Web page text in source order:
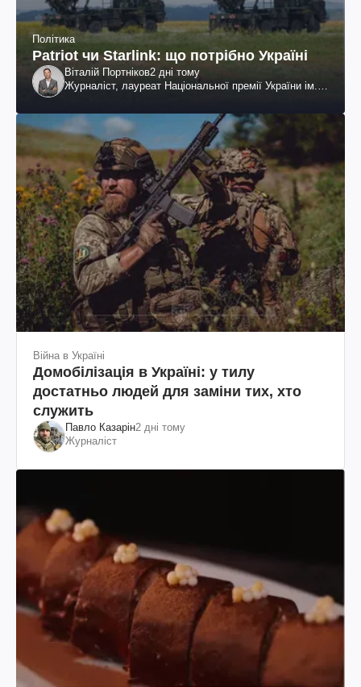
Політика
Patriot чи Starlink: що потрібно Україні
Віталій Портніков2 дні тому
Журналіст, лауреат Національної премії України ім.
Війна в Україні
Домобілізація в Україні: у тилу
достатньо людей для заміни тих, хто
служить
Павло Казарін2 дні тому
Журналіст